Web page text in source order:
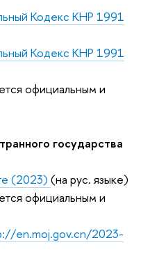
Кодекс КНР 1991
Кодекс КНР 1991
официальным и
государства
(2023) (на рус. языке)
официальным и
en.moj.gov.cn/2023-